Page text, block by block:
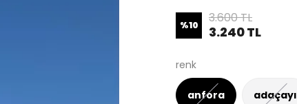
%10 3.600 TL
3.240 TL
renk
anfora adaçayı